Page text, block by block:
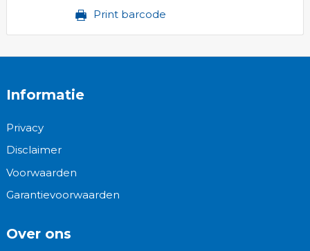
Print barcode
Informatie
Privacy
Disclaimer
Voorwaarden
Garantievoorwaarden
Over ons